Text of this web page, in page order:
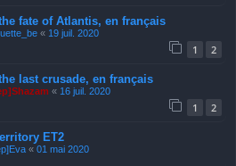
fate of Atlantis, en français
« 19 juil. 2020
1 2
last crusade, en français
« 16 juil. 2020
1 2
ET2
« 01 mai 2020